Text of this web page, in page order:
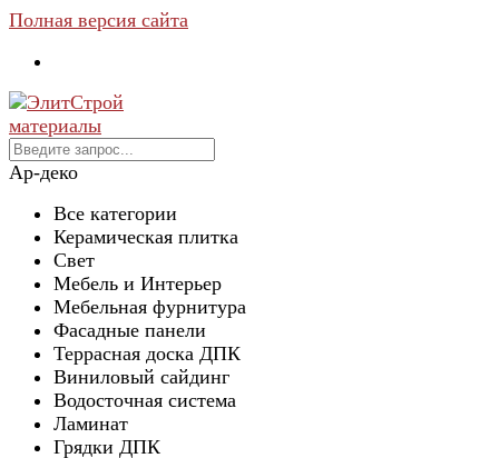
Полная версия сайта
Ар-деко
Все категории
Керамическая плитка
Свет
Мебель и Интерьер
Мебельная фурнитура
Фасадные панели
Террасная доска ДПК
Виниловый сайдинг
Водосточная система
Ламинат
Грядки ДПК